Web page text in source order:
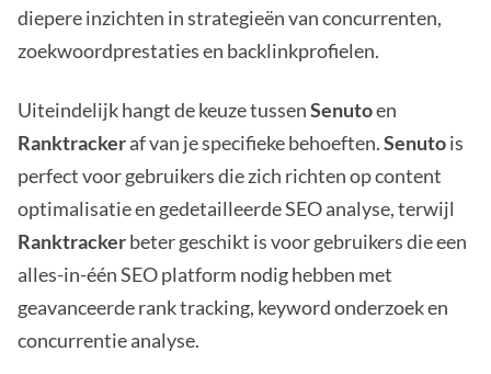
diepere inzichten in strategieën van concurrenten,
zoekwoordprestaties en backlinkprofielen.
Uiteindelijk hangt de keuze tussenSenutoen
Ranktrackeraf van je specifieke behoeften.Senutois
perfect voor gebruikers die zich richten op content
optimalisatie en gedetailleerde SEO analyse, terwijl
Ranktrackerbeter geschikt is voor gebruikers die een
alles-in-één SEO platform nodig hebben met
geavanceerde rank tracking, keyword onderzoek en
concurrentie analyse.